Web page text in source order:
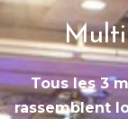
Tous les 3
rassemblent